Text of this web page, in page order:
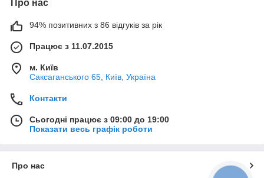
Про нас
94% позитивних з 86 відгуків за рік
Працює з 11.07.2015
м. Київ
Саксаганського 65, Київ, Україна
Контакти
Сьогодні працює з 09:00 до 19:00
Показати весь графік роботи
Про нас